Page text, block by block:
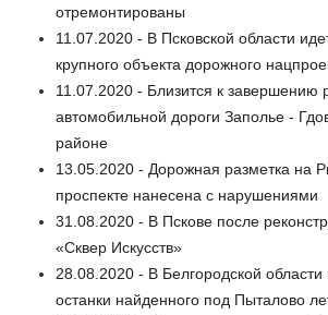
отремонтированы
11.07.2020 - В Псковской области
крупного объекта дорожного
11.07.2020 - Близится к завершению
автомобильной дороги Заполье -
районе
13.05.2020 - Дорожная разметка на
проспекте нанесена с нарушениями
31.08.2020 - В Пскове после
«Сквер Искусств»
28.08.2020 - В Белгородской
останки найденного под Пыталово